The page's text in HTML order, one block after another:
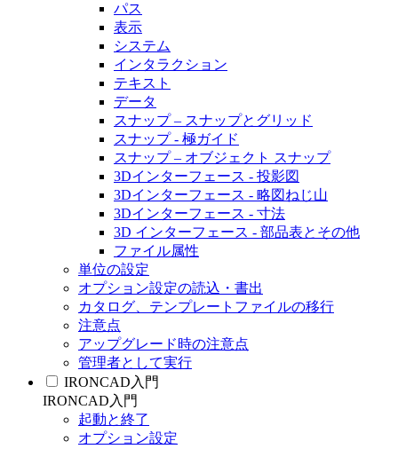
パス
表示
システム
インタラクション
テキスト
データ
スナップ – スナップとグリッド
スナップ - 極ガイド
スナップ – オブジェクト スナップ
3Dインターフェース - 投影図
3Dインターフェース - 略図ねじ山
3Dインターフェース - 寸法
3D インターフェース - 部品表とその他
ファイル属性
単位の設定
オプション設定の読込・書出
カタログ、テンプレートファイルの移行
注意点
アップグレード時の注意点
管理者として実行
IRONCAD入門
IRONCAD入門
起動と終了
オプション設定